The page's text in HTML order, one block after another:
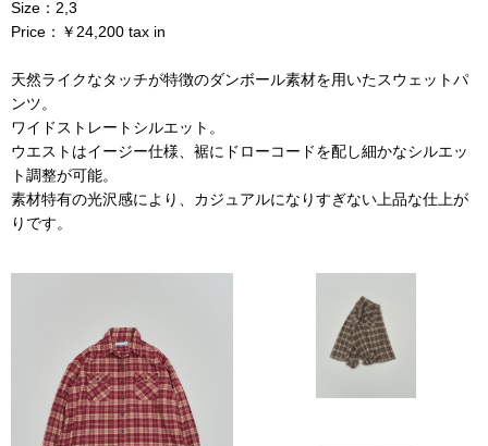
Size：2,3
Price：￥24,200 tax in
天然ライクなタッチが特徴のダンボール素材を用いたスウェットパ
ンツ。
ワイドストレートシルエット。
ウエストはイージー仕様、裾にドローコードを配し細かなシルエッ
ト調整が可能。
素材特有の光沢感により、カジュアルになりすぎない上品な仕上が
りです。